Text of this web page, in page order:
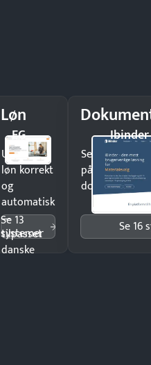
Løn
EG
Udbetal
løn korrekt
og
automatisk
—
tilpasset
danske
Se 13
systemer
Ibinder
Send
på minutter
dokumenter.
Se 16